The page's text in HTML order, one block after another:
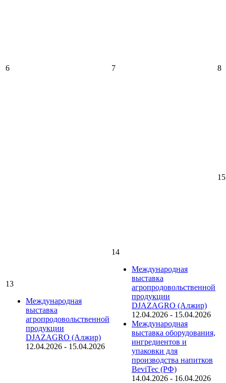
6 7 8
13
Международная
выставка
агропродовольственной
продукции
DJAZAGRO (Алжир)
12.04.2026 - 15.04.2026
14
Международная
выставка
агропродовольственной
продукции
DJAZAGRO (Алжир)
12.04.2026 - 15.04.2026
Международная
выставка оборудования,
ингредиентов и
упаковки для
производства напитков
BeviTec (РФ)
14.04.2026 - 16.04.2026
15